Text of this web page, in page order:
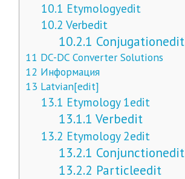
10.1 Etymologyedit
10.2 Verbedit
10.2.1 Conjugationedit
11 DC-DC Converter Solutions
12 Информация
13 Latvian[edit]
13.1 Etymology 1edit
13.1.1 Verbedit
13.2 Etymology 2edit
13.2.1 Conjunctionedit
13.2.2 Particleedit